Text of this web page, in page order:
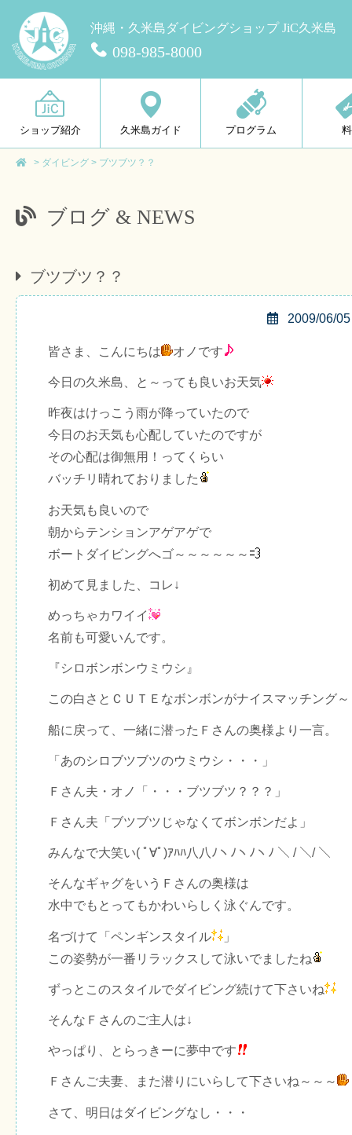
沖縄・久米島ダイビングショップ JiC久米島
098-985-8000
ショップ紹介 久米島ガイド プログラム
> ダイビング > ブツブツ？？
ブログ & NEWS
ブツブツ？？
2009/06/05
皆さま、こんにちは オノです
今日の久米島、と～っても良いお天気
昨夜はけっこう雨が降っていたので
今日のお天気も心配していたのですが
その心配は御無用！ってくらい
バッチリ晴れておりました
お天気も良いので
朝からテンションアゲアゲで
ボートダイビングへゴ～～～～～～
初めて見ました、コレ↓
めっちゃカワイイ
名前も可愛いんです。
『シロボンボンウミウシ』
この白さとＣＵＴＥなボンボンがナイスマッチング
船に戻って、一緒に潜ったＦさんの奥様より一言。
「あのシロブツブツのウミウシ・・・」
Ｆさん夫・オノ「・・・ブツブツ？？？」
Ｆさん夫「ブツブツじゃなくてボンボンだよ」
みんなで大笑い( ﾟ∀ﾟ)ｱﾊﾊ八八ﾉヽﾉヽﾉヽﾉ ＼ / ＼/ ＼
そんなギャグをいうＦさんの奥様は
水中でもとってもかわいらしく泳ぐんです。
名づけて「ペンギンスタイル
」
この姿勢が一番リラックスして泳いでましたね
ずっとこのスタイルでダイビング続けて下さいね
そんなＦさんのご主人は↓
やっぱり、とらっきーに夢中です
Ｆさんご夫妻、また潜りにいらして下さいね～～～
さて、明日はダイビングなし・・・